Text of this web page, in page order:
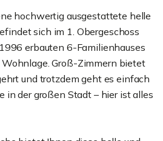
hochwertig ausgestattete helle
sich im 1. Obergeschoss
erbauten 6-Familienhauses
Groß-Zimmern bietet
und trotzdem geht es einfach
in der großen Stadt – hier ist alles